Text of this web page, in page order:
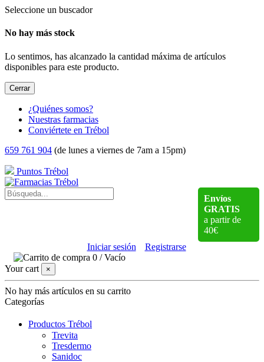
Seleccione un buscador
No hay más stock
Lo sentimos, has alcanzado la cantidad máxima de artículos
disponibles para este producto.
Cerrar
¿Quiénes somos?
Nuestras farmacias
Conviértete en Trébol
659 761 904 (de lunes a viernes de 7am a 15pm)
Puntos Trébol
Envíos
GRATIS
a partir de
40€
Iniciar sesión
Registrarse
0 /Vacío
Your cart
×
No hay más artículos en su carrito
Categorías
Productos Trébol
Trevita
Tresdermo
Sanidoc